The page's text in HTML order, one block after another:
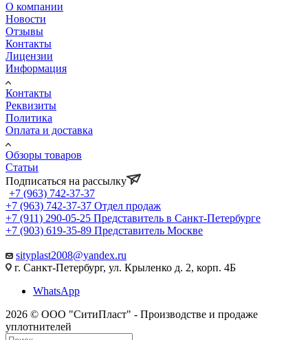
О компании
Новости
Отзывы
Контакты
Лицензии
Информация
Контакты
Реквизиты
Политика
Оплата и доставка
Обзоры товаров
Статьи
Подписаться на рассылку
+7 (963) 742-37-37
+7 (963) 742-37-37 Отдел продаж
+7 (911) 290-05-25 Представитель в Санкт-Петербурге
+7 (903) 619-35-89 Представитель Москве
sityplast2008@yandex.ru
г. Санкт-Петербург, ул. Крыленко д. 2, корп. 4Б
WhatsApp
2026 © ООО "СитиПласт" - Производстве и продаже
уплотнителей